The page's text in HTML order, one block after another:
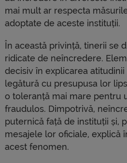
mai mult ar respecta
adoptate de aceste instituții.
În această privință, tinerii se
ridicate de neîncredere.
decisiv în explicarea
legătură cu presupusa lor
o toleranță mai mare pentru
fraudulos. Dimpotrivă,
puternică față de instituții și,
mesajele lor oficiale, explică
acest fenomen.